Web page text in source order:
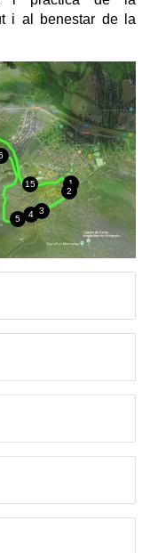
i al benestar de la
1
2
3
4
5
15